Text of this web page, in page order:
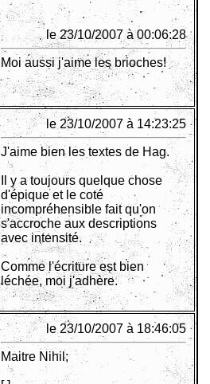
le 23/10/2007 à 00:06:28
Moi aussi j'aime les brioches!
le 23/10/2007 à 14:23:25
J'aime bien les textes de Hag.
Il y a toujours quelque chose
d'épique et le coté
incompréhensible fait qu'on
s'accroche aux descriptions
avec intensité.
Comme l'écriture est bien
léchée, moi j'adhère.
le 23/10/2007 à 18:46:05
Maitre Nihil;